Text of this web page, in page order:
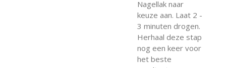
Nagellak naar
keuze aan. Laat 2 -
3 minuten drogen.
Herhaal deze stap
nog een keer voor
het beste